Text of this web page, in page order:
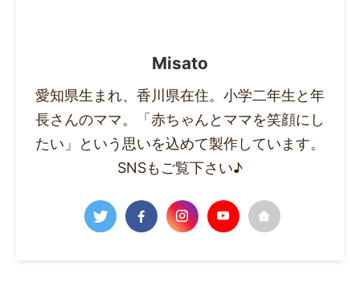
Misato
愛知県生まれ、香川県在住。小学二年生と年
長さんのママ。「赤ちゃんとママを笑顔にし
たい」という思いを込めて製作しています。
SNSもご覧下さい♪